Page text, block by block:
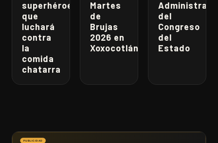
superhéroe
que
luchará
contra
la
comida
chatarra
Martes
de
Brujas
2026 en
Xoxocotlán
del
Congreso
del
Estado